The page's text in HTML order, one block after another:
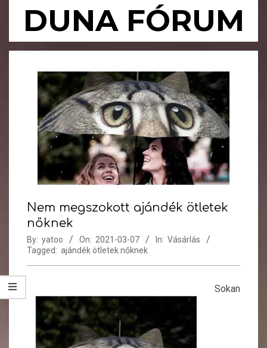
DUNA FÓRUM
Primary
Nem megszokott ajándék ötletek
nőknek
By: yatoo On: 2021-03-07 In: Vásárlás
Tagged: ajándék ötletek nőknek
Sokan